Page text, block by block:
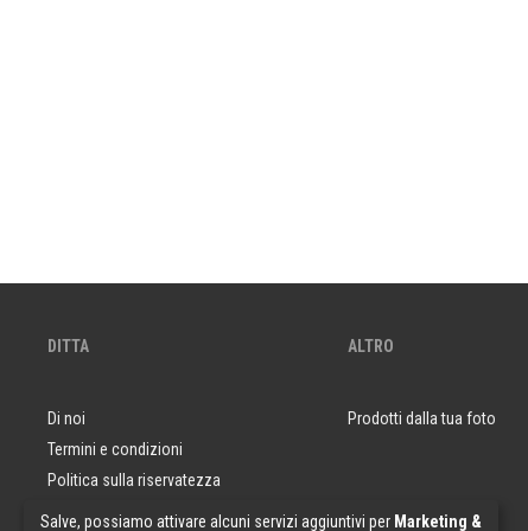
DITTA
Di noi
Termini e condizioni
Politica sulla riservatezza
Domande e risposte
ALTRO
Prodotti dalla tua foto
Salve, possiamo attivare alcuni servizi aggiuntivi per Marketing &